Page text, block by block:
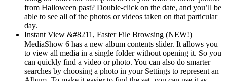
from Halloween past? Double-click on the date, and you’ll be
able to see all of the photos or videos taken on that particular
day.
Instant View &#8211, Faster File Browsing (NEW!)
MediaShow 6 has a new album contents slider. It allows you
to view all media in a single folder without opening it. So you
can quickly find a video or photo. You can also do smarter
searches by choosing a photo in your Settings to represent an